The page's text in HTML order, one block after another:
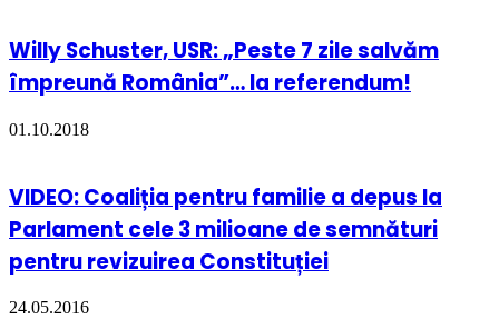
Willy Schuster, USR: „Peste 7 zile salvăm
împreună România”… la referendum!
01.10.2018
VIDEO: Coaliția pentru familie a depus la
Parlament cele 3 milioane de semnături
pentru revizuirea Constituției
24.05.2016